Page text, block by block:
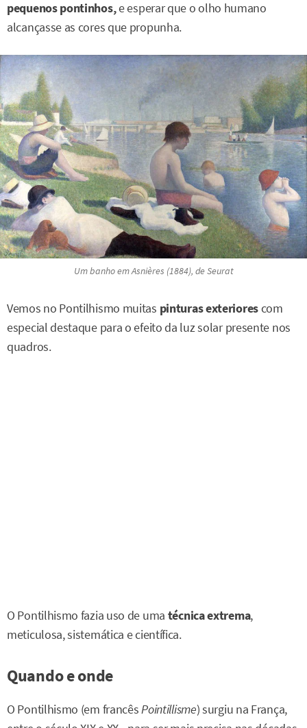
pequenos pontinhos,e esperar que o olho humano
alcançasse as cores que propunha.
Um banho em Asnières (1884), de Seurat
Vemos no Pontilhismo muitas pinturas exteriorescom
especial destaque para o efeito da luz solar presente nos
quadros.
O Pontilhismo fazia uso de uma técnica extrema,
meticulosa, sistemática e científica.
Quando e onde
O Pontilhismo (em francêsPointillisme) surgiu na França,